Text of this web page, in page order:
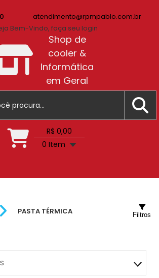
Shop de
cooler &
Informática
em Geral
atendimento@rpmpablo.com.br
Bem-Vindo, faça seu login
R$ 0,00
0 Item
PASTA TÉRMICA Filtros